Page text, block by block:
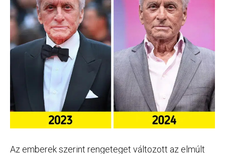
Az emberek szerint rengeteget változott az elmúlt